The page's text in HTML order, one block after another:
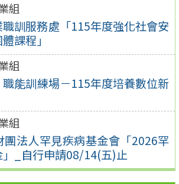
組
訓服務處「115年度強化社會安
課程」
組
能訓練場－115年度培養數位新
組
團法人罕見疾病基金會「2026罕
」_自行申請08/14(五)止